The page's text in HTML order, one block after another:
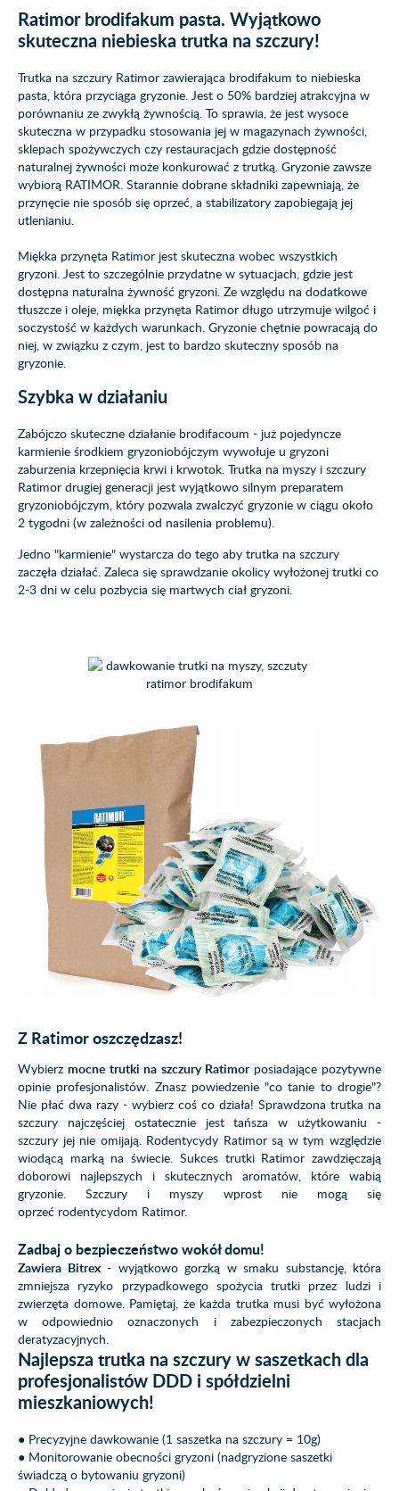
Ratimor brodifakum pasta. Wyjątkowo
skuteczna niebieska trutka na szczury!
Trutka na szczury Ratimor zawierająca brodifakum to niebieska
pasta, która przyciąga gryzonie. Jest o 50% bardziej atrakcyjna w
porównaniu ze zwykłą żywnością. To sprawia, że jest wysoce
skuteczna w przypadku stosowania jej w magazynach żywności,
sklepach spożywczych czy restauracjach gdzie dostępność
naturalnej żywności może konkurować z trutką. Gryzonie zawsze
wybiorą RATIMOR. Starannie dobrane składniki zapewniają, że
przynęcie nie sposób się oprzeć, a stabilizatory zapobiegają jej
utlenianiu.
Miękka przynęta Ratimor jest skuteczna wobec wszystkich
gryzoni. Jest to szczególnie przydatne w sytuacjach, gdzie jest
dostępna naturalna żywność gryzoni. Ze względu na dodatkowe
tłuszcze i oleje, miękka przynęta Ratimor długo utrzymuje wilgoć i
soczystość w każdych warunkach. Gryzonie chętnie powracają do
niej, w związku z czym, jest to bardzo skuteczny sposób na
gryzonie.
Szybka w działaniu
Zabójczo skuteczne działanie brodifacoum - już pojedyncze
karmienie środkiem gryzoniobójczym wywołuje u gryzoni
zaburzenia krzepnięcia krwi i krwotok. Trutka na myszy i szczury
Ratimor drugiej generacji jest wyjątkowo silnym preparatem
gryzoniobójczym, który pozwala zwalczyć gryzonie w ciągu około
2 tygodni (w zależności od nasilenia problemu).
Jedno "karmienie" wystarcza do tego aby trutka na szczury
zaczęła działać. Zaleca się sprawdzanie okolicy wyłożonej trutki co
2-3 dni w celu pozbycia się martwych ciał gryzoni.
Z Ratimor oszczędzasz!
Wybierzmocne trutki na szczury Ratimorposiadające pozytywne
opinie profesjonalistów. Znasz powiedzenie "co tanie to drogie"?
Nie płać dwa razy - wybierz coś co działa! Sprawdzona trutka na
szczury najczęściej ostatecznie jest tańsza w użytkowaniu -
szczury jej nie omijają. Rodentycydy Ratimor są w tym względzie
wiodącą marką na świecie. Sukces trutki Ratimor zawdzięczają
doborowi najlepszych i skutecznych aromatów, które wabią
gryzonie. Szczury i myszy wprost nie mogą się
oprzeć rodentycydom Ratimor.
Zadbaj o bezpieczeństwo wokół domu!
Zawiera Bitrex- wyjątkowo gorzką w smaku substancję, która
zmniejsza ryzyko przypadkowego spożycia trutki przez ludzi i
zwierzęta domowe. Pamiętaj, że każda trutka musi być wyłożona
w odpowiednio oznaczonych i zabezpieczonych stacjach
deratyzacyjnych.
Najlepsza trutka na szczury w saszetkach dla
profesjonalistów DDD i spółdzielni
mieszkaniowych!
● Precyzyjne dawkowanie (1 saszetka na szczury = 10g)
● Monitorowanie obecności gryzoni (nadgryzione saszetki
świadczą o bytowaniu gryzoni)